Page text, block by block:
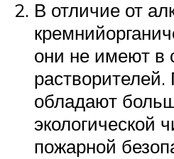
В отличие от
они не имеют в
обладают
экологической
пожарной